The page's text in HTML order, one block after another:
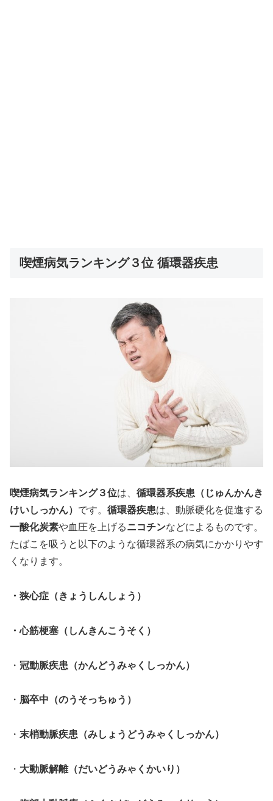
喫煙病気ランキング３位 循環器疾患
喫煙病気ランキング３位は、 循環器系疾患（じゅんかんき
けいしっかん） です。 循環器疾患は、動脈硬化を促進する
一酸化炭素や血圧を上げるニコチンなどによるものです。
たばこを吸うと以下のような循環器系の病気にかかりやす
くなります。
・狭心症（きょうしんしょう）
・心筋梗塞（しんきんこうそく）
・ 冠動脈疾患（かんどうみゃくしっかん）
・ 脳卒中（のうそっちゅう）
・ 末梢動脈疾患（みしょうどうみゃくしっかん）
・ 大動脈解離（だいどうみゃくかいり）